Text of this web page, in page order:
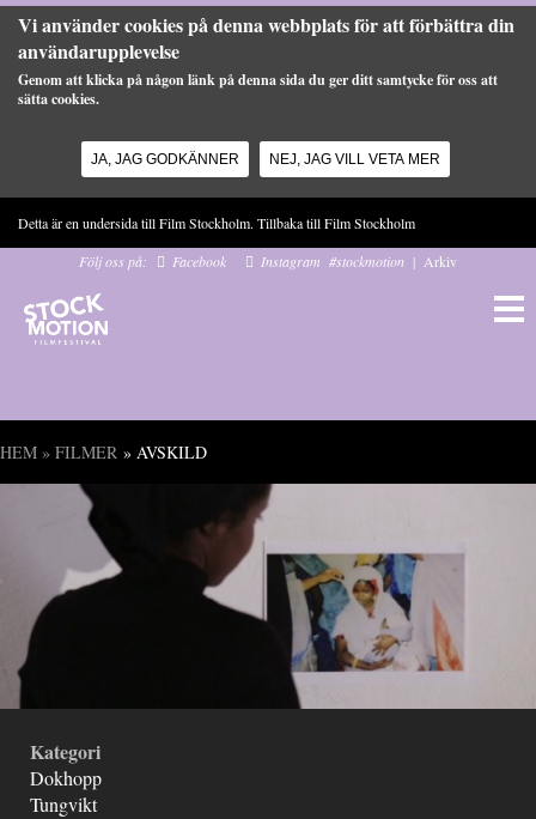
Vi använder cookies på denna webbplats för att förbättra din
användarupplevelse
Genom att klicka på någon länk på denna sida du ger ditt samtycke för oss att
sätta cookies.
JA, JAG GODKÄNNER NEJ, JAG VILL VETA MER
Detta är en undersida till Film Stockholm. Tillbaka tillFilm Stockholm
Följ oss på:
Facebook Instagram #stockmotion | Arkiv
Du är här
HEM » FILMER » AVSKILD
Kategori
Dokhopp
Tungvikt